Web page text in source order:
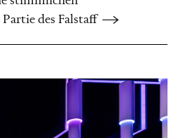
des Falstaff